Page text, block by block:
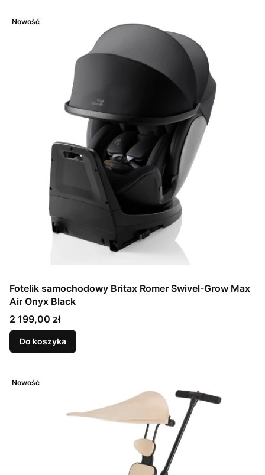
Nowość
Fotelik samochodowy Britax Romer Swivel-Grow Max
Air Onyx Black
Cena
2 199,00 zł
Do koszyka
Nowość